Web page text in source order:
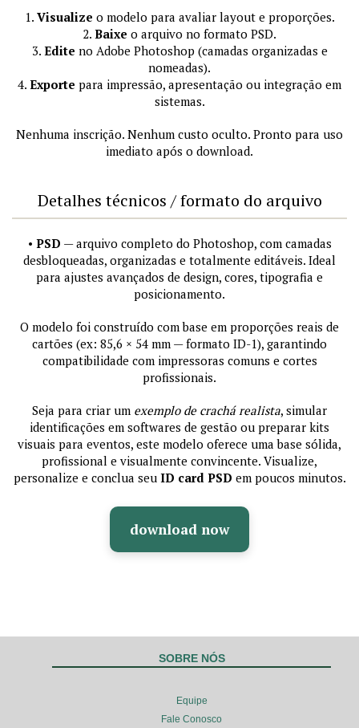
1. Visualize o modelo para avaliar layout e proporções.
2. Baixe o arquivo no formato PSD.
3. Edite no Adobe Photoshop (camadas organizadas e
nomeadas).
4. Exporte para impressão, apresentação ou integração em
sistemas.
Nenhuma inscrição. Nenhum custo oculto. Pronto para uso
imediato após o download.
Detalhes técnicos / formato do arquivo
• PSD — arquivo completo do Photoshop, com camadas
desbloqueadas, organizadas e totalmente editáveis. Ideal
para ajustes avançados de design, cores, tipografia e
posicionamento.
O modelo foi construído com base em proporções reais de
cartões (ex: 85,6 × 54 mm — formato ID-1), garantindo
compatibilidade com impressoras comuns e cortes
profissionais.
Seja para criar um exemplo de crachá realista, simular
identificações em softwares de gestão ou preparar kits
visuais para eventos, este modelo oferece uma base sólida,
profissional e visualmente convincente. Visualize,
personalize e conclua seu ID card PSD em poucos minutos.
download now
SOBRE NÓS
Equipe
Fale Conosco